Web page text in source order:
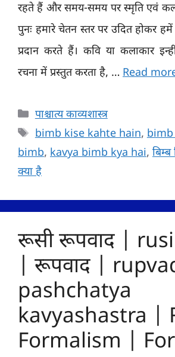
रहते हैं और समय-समय पर स्मृति एवं
पुनः हमारे चेतन स्तर पर उदित होकर
प्रदान करते हैं। कवि या कलाकार
रचना में प्रस्तुत करता है, … Read
Categories
पाश्चात्य काव्यशास्त्र
Tags
bimb kise kahte hain,bimb
bimb, kavya bimb kya hai,
क्या है
रूसी रूपवाद |
| रूपवाद |
pashchatya
kavyashastra |
Formalism |